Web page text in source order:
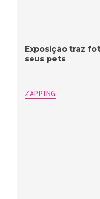
Exposição traz
seus pets
ZAPPING